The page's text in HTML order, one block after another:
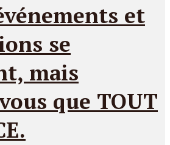
et
se
mais
que TOUT